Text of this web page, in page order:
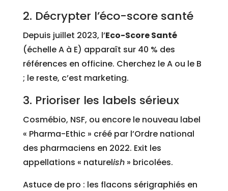
2. Décrypter l’éco-score santé
Depuis juillet 2023, l’Eco-Score Santé
(échelle A à E) apparaît sur 40 % des
références en officine. Cherchez le A ou le B
; le reste, c’est marketing.
3. Prioriser les labels sérieux
Cosmébio, NSF, ou encore le nouveau label
« Pharma-Ethic » créé par l’Ordre national
des pharmaciens en 2022. Exit les
appellations « naturelish» bricolées.
Astuce de pro : les flacons sérigraphiés en